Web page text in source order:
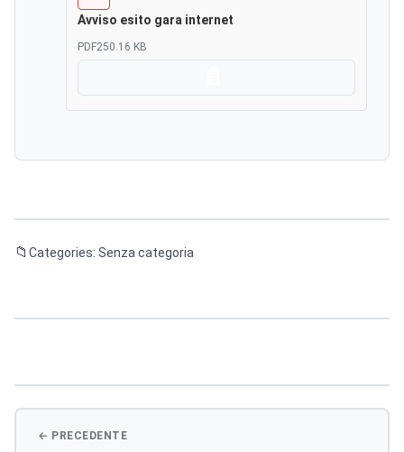
Avviso esito gara internet
PDF250.16 KB
Categories: Senza categoria